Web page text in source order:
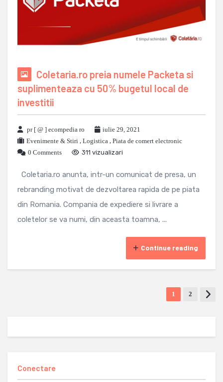
Coletaria.ro preia numele Packeta si
suplimenteaza cu 50% bugetul local de
investitii
pr [ @ ] ecompedia ro
iulie 29, 2021
Evenimente & Stiri , Logistica , Piata de comert electronic
0 Comments
311 vizualizari
Coletaria.ro anunta, intr-un comunicat de presa, un
rebranding motivat de dezvoltarea rapida de pe piata
din Romania. Compania de expediere si livrare a
coletelor se va numi, din aceasta toamna, ...
Continue reading
1 2
Conectare